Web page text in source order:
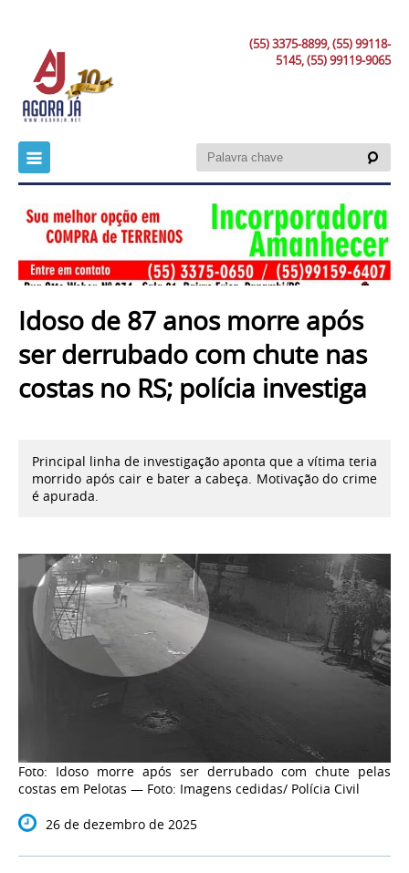
(55) 3375-8899, (55) 99118-
5145, (55) 99119-9065
Idoso de 87 anos morre após
ser derrubado com chute nas
costas no RS; polícia investiga
Principal linha de investigação aponta que a vítima teria
morrido após cair e bater a cabeça. Motivação do crime
é apurada.
Foto: Idoso morre após ser derrubado com chute pelas
costas em Pelotas — Foto: Imagens cedidas/ Polícia Civil
26 de dezembro de 2025